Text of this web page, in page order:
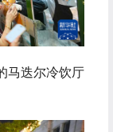
迭尔冷饮厅